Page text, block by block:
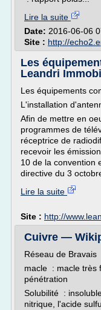
Lire la suite
Date: 2016-06-06
Site : http://
Les
Leandri
Les équipements
L'installation
Afin de mettre en
programmes de
réceptrice de
recevoir les
10 de la convention
directive du 3
Lire la suite
Site : http://
Cuivre —
Réseau de
macle : macle très
pénétration
Solubilité :
nitrique, l'acide